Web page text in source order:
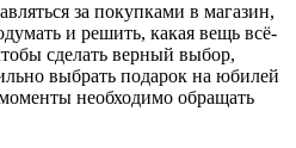
за покупками в магазин,
и решить, какая вещь всё-
сделать верный выбор,
выбрать подарок на юбилей
необходимо обращать